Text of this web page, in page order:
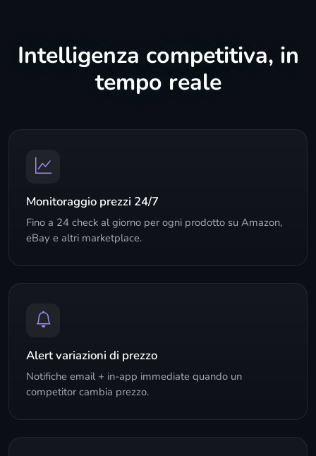
Intelligenza competitiva, in
tempo reale
Monitoraggio prezzi 24/7
Fino a 24 check al giorno per ogni prodotto su Amazon,
eBay e altri marketplace.
Alert variazioni di prezzo
Notifiche email + in-app immediate quando un
competitor cambia prezzo.